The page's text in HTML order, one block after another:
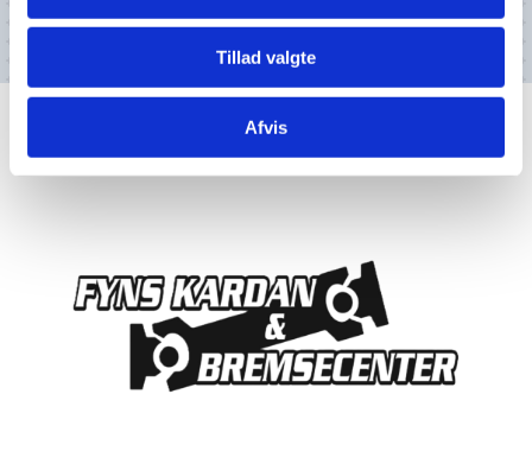
Tillad valgte
Afvis